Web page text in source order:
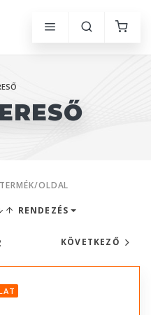
OLDAL
RENDEZÉS
KÖVETKEZŐ